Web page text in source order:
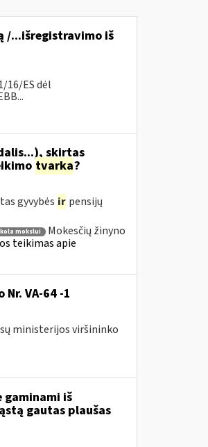
/...išregistravimo iš
16/ES dėl
skirtas
tvarka?
gyvybės ir pensijų
mokslui
Mokesčių žinyno
teikimas apie
VA-64 -1
ministerijos viršininko
iš
gautas plaušas